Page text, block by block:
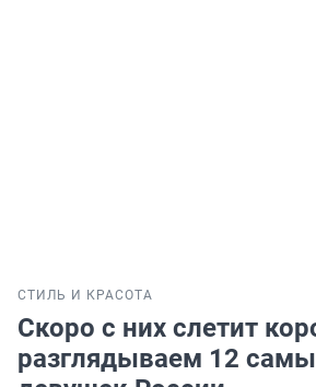
СТИЛЬ И КРАСОТА
Скоро с них слетит
разглядываем 12